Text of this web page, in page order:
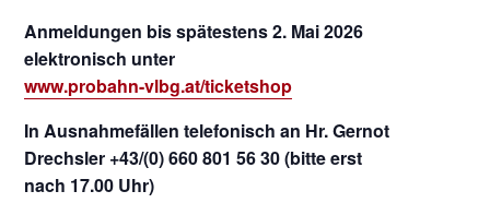
Anmeldungen bis spätestens 2. Mai 2026
elektronisch unter
www.probahn-vlbg.at/ticketshop
In Ausnahmefällen telefonisch an Hr. Gernot
Drechsler +43/(0) 660 801 56 30 (bitte erst
nach 17.00 Uhr)